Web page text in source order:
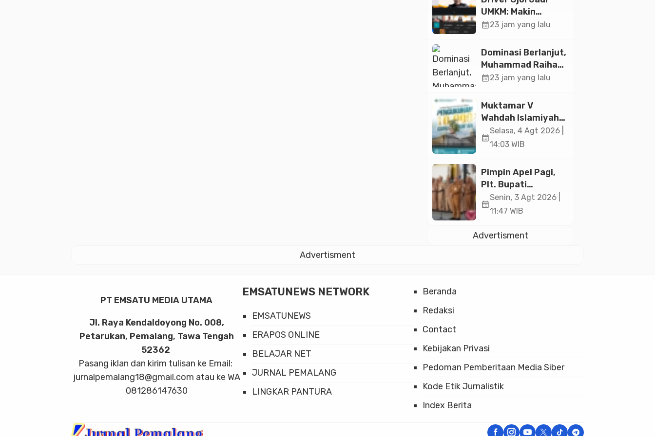
UMKM: Makin
Sejahtera atau
Temuan Diskusi
Paramadina
calendar_month23 jam yang lalu
Dominasi Berlanjut,
Muhammad Raihan
Fadila Sabet Emas
Taekwondo
Indonesia Open
2026
calendar_month23 jam yang lalu
Muktamar V
Wahdah Islamiyah
Akan Kukuhkan
10.000 Guru Al-
Istiqlal
calendar_month
Selasa, 4 Agt 2026 |
14:03 WIB
Pimpin Apel Pagi,
Plt. Bupati
Pemalang
Tekankan Disiplin
untuk Pelayanan
calendar_month
Senin, 3 Agt 2026 |
11:47 WIB
Advertisment
Advertisment
PT EMSATU MEDIA UTAMA
Jl. Raya Kendaldoyong No. 008,
Petarukan, Pemalang, Tawa Tengah
52362
Pasang iklan dan kirim tulisan ke Email:
jurnalpemalang18@gmail.com atau ke WA
081286147630
EMSATUNEWS NETWORK
EMSATUNEWS
ERAPOS ONLINE
BELAJAR NET
JURNAL PEMALANG
LINGKAR PANTURA
Beranda
Redaksi
Contact
Kebijakan Privasi
Pedoman Pemberitaan Media Siber
Kode Etik Jurnalistik
Index Berita